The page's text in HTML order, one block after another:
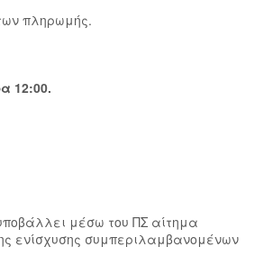
πληρωμής.
12:00.
μέσω του ΠΣ αίτημα
ενίσχυσης συμπεριλαμβανομένων